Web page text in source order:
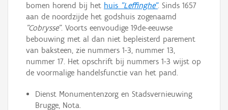
bomen horend bij het huis "Leffinghe". Sinds 1657
aan de noordzijde het godshuis zogenaamd
"Cobrysse". Voorts eenvoudige 19de-eeuwse
bebouwing met al dan niet bepleisterd parement
van baksteen, zie nummers 1-3, nummer 13,
nummer 17. Het opschrift bij nummers 1-3 wijst op
de voormalige handelsfunctie van het pand.
Dienst Monumentenzorg en Stadsvernieuwing
Brugge, Nota.